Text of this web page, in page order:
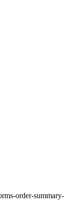
order-summary-